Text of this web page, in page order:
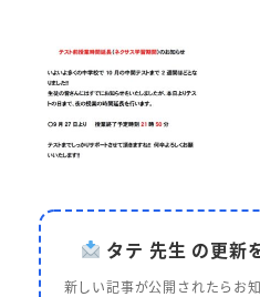
タテ 先生 の更新
新しい記事が公開されたらお